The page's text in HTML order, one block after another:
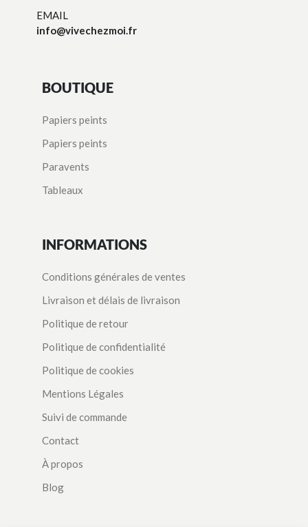
EMAIL
info@vivechezmoi.fr
BOUTIQUE
Papiers peints
Papiers peints
Paravents
Tableaux
INFORMATIONS
Conditions générales de ventes
Livraison et délais de livraison
Politique de retour
Politique de confidentialité
Politique de cookies
Mentions Légales
Suivi de commande
Contact
À propos
Blog